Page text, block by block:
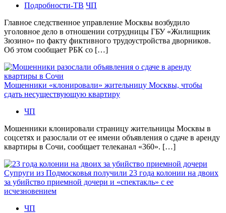
Подробности-ТВ ЧП
Главное следственное управление Москвы возбудило
уголовное дело в отношении сотрудницы ГБУ «Жилищник
Зюзино» по факту фиктивного трудоустройства дворников.
Об этом сообщает РБК со […]
Мошенники «клонировали» жительницу Москвы, чтобы
сдать несуществующую квартиру
ЧП
Мошенники клонировали страницу жительницы Москвы в
соцсетях и разослали от ее имени объявления о сдаче в аренду
квартиры в Сочи, сообщает телеканал «360». […]
Супруги из Подмосковья получили 23 года колонии на двоих
за убийство приемной дочери и «спектакль» с ее
исчезновением
ЧП